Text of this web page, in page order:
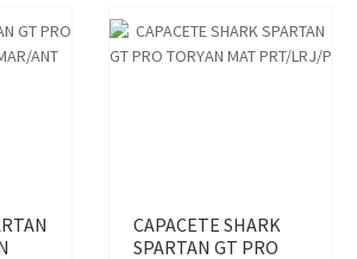
CAPACETE SHARK
SPARTAN GT PRO